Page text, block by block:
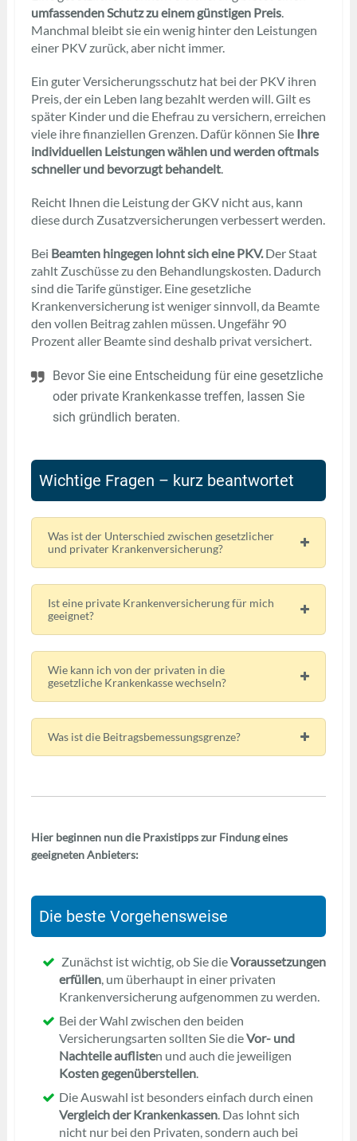
umfassenden Schutz zu einem günstigen Preis.
Manchmal bleibt sie ein wenig hinter den Leistungen
einer PKV zurück, aber nicht immer.
Ein guter Versicherungsschutz hat bei der PKV ihren
Preis, der ein Leben lang bezahlt werden will. Gilt es
später Kinder und die Ehefrau zu versichern, erreichen
viele ihre finanziellen Grenzen. Dafür können Sie Ihre
individuellen Leistungen wählen und werden oftmals
schneller und bevorzugt behandelt.
Reicht Ihnen die Leistung der GKV nicht aus, kann
diese durch Zusatzversicherungen verbessert werden.
Bei Beamten hingegen lohnt sich eine PKV.Der Staat
zahlt Zuschüsse zu den Behandlungskosten. Dadurch
sind die Tarife günstiger. Eine gesetzliche
Krankenversicherung ist weniger sinnvoll, da Beamte
den vollen Beitrag zahlen müssen. Ungefähr 90
Prozent aller Beamte sind deshalb privat versichert.
Bevor Sie eine Entscheidung für eine gesetzliche
oder private Krankenkasse treffen, lassen Sie
sich gründlich beraten.
Wichtige Fragen – kurz beantwortet
Was ist der Unterschied zwischen gesetzlicher
und privater Krankenversicherung?
Ist eine private Krankenversicherung für mich
geeignet?
Wie kann ich von der privaten in die
gesetzliche Krankenkasse wechseln?
Was ist die Beitragsbemessungsgrenze?
Hier beginnen nun die Praxistipps zur Findung eines
geeigneten Anbieters:
Die beste Vorgehensweise
Zunächst ist wichtig, ob Sie dieVoraussetzungen
erfüllen, um überhaupt in einer privaten
Krankenversicherung aufgenommen zu werden.
Bei der Wahl zwischen den beiden
Versicherungsarten sollten Sie dieVor- und
Nachteile auflisten und auch die jeweiligen
Kosten gegenüberstellen.
Die Auswahl ist besonders einfach durch einen
Vergleich der Krankenkassen. Das lohnt sich
nicht nur bei den Privaten, sondern auch bei